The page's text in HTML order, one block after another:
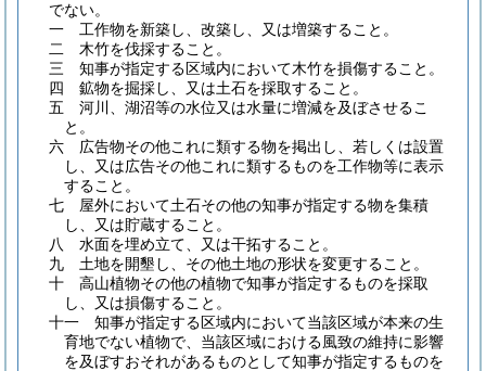
でない。
一
工作物を新築し、改築し、又は増築すること。
二
木竹を伐採すること。
三
知事が指定する区域内において木竹を損傷すること。
四
鉱物を掘採し、又は土石を採取すること。
五
河川、湖沼等の水位又は水量に増減を及ぼさせるこ
と。
六
広告物その他これに類する物を掲出し、若しくは設置
し、又は広告その他これに類するものを工作物等に表示
すること。
七
屋外において土石その他の知事が指定する物を集積
し、又は貯蔵すること。
八
水面を埋め立て、又は干拓すること。
九
土地を開墾し、その他土地の形状を変更すること。
十
高山植物その他の植物で知事が指定するものを採取
し、又は損傷すること。
十一
知事が指定する区域内において当該区域が本来の生
育地でない植物で、当該区域における風致の維持に影響
を及ぼすおそれがあるものとして知事が指定するものを